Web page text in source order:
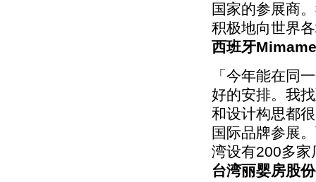
国家的参展商
积极地向世界
西班牙
「今年能在同
好的安排。我
和设计构思都
国际品牌参展
湾设有200多家
台湾丽婴房股